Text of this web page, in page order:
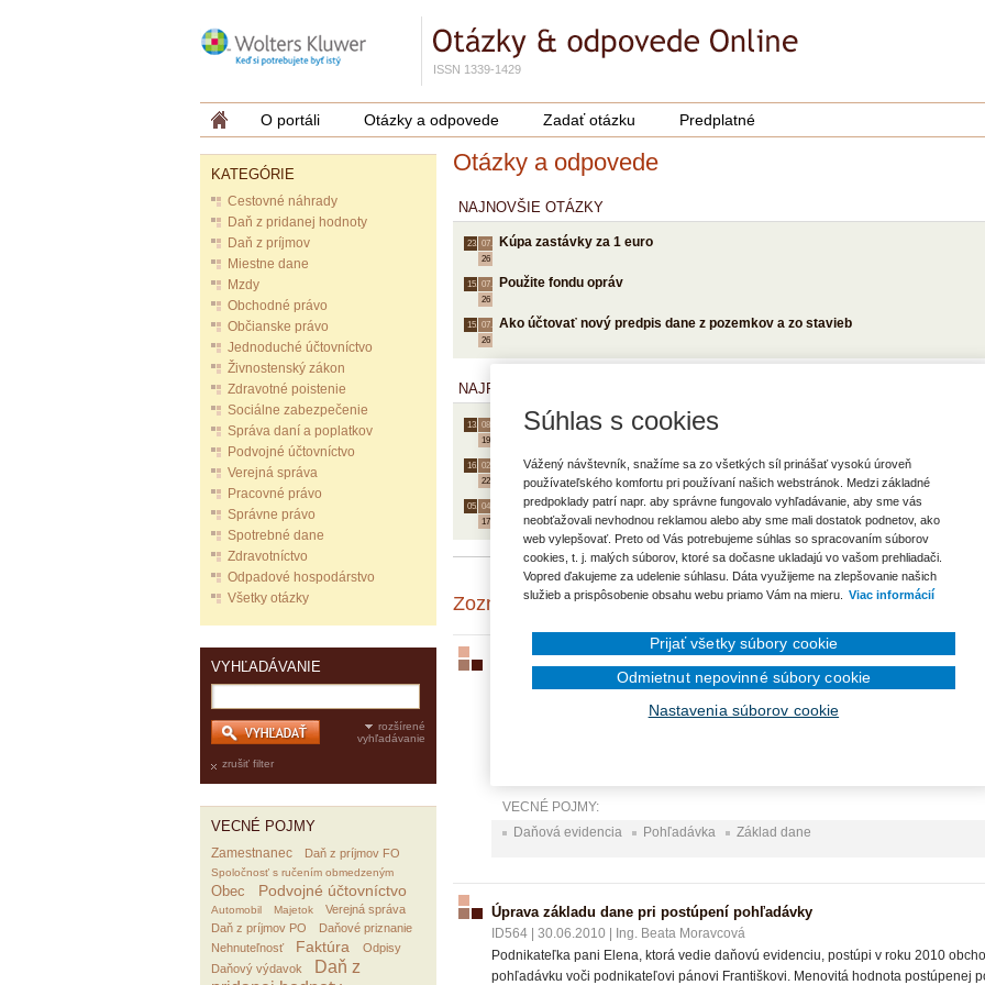
ISSN 1339-1429
O portáli Otázky a odpovede Zadať otázku Predplatné
KATEGÓRIE
Cestovné náhrady
Daň z pridanej hodnoty
Daň z príjmov
Miestne dane
Mzdy
Obchodné právo
Občianske právo
Jednoduché účtovníctvo
Živnostenský zákon
Zdravotné poistenie
Sociálne zabezpečenie
Správa daní a poplatkov
Podvojné účtovníctvo
Verejná správa
Pracovné právo
Správne právo
Spotrebné dane
Zdravotníctvo
Odpadové hospodárstvo
Všetky otázky
VYHĽADÁVANIE
rozšírené
vyhľadávanie
zrušiť filter
VECNÉ POJMY
Zamestnanec Daň z príjmov FO
Spoločnosť s ručením obmedzeným
Obec Podvojné účtovníctvo
Automobil Majetok
Verejná správa
Daň z príjmov PO
Daňové priznanie
Nehnuteľnosť
Faktúra
Odpisy
Daňový výdavok
Daň z
Otázky a odpovede
NAJNOVŠIE OTÁZKY
23. 07.
26
Kúpa zastávky za 1 euro
15. 07.
26
Použite fondu opráv
15. 07.
26
Ako účtovať nový predpis dane z pozemkov a zo stavieb
NAJPOPULÁRNEJŠIE OTÁZKY
13. 08.
19
Zastupovanie, dočasný výkon funkcie
16. 02.
22
Dovolenka počas materskej dovolenky
05. 04.
17
Fotografie ako súčasť obstarávacej ceny majetku
Zoznam otázok
Úprava základu dane pri postúpení pohľadávky u podnikateľa, ktorý
Ing. Beata Moravcová
Podnikateľ pán Ivan, ktorý vedie daňovú evidenciu, nadobudol v máji 2010
2 700 €. Obstarávaciu cenu pohľadávky v sume 2 500 € zaplatí pán Ivan
VECNÉ POJMY:
Daňová evidencia
Pohľadávka Základ dane
Úprava základu dane pri postúpení pohľadávky
ID564 30.06.2010
Ing. Beata Moravcová
Podnikateľka pani Elena, ktorá vedie daňovú evidenciu, postúpi v roku 2010
pohľadávku voči podnikateľovi pánovi Františkovi. Menovitá hodnota postúpenej
Súhlas s cookies
Vážený návštevník, snažíme sa zo všetkých síl prinášať vysokú úroveň
používateľského komfortu pri používaní našich webstránok. Medzi základné
predpoklady patrí napr. aby správne fungovalo vyhľadávanie, aby sme vás
neobťažovali nevhodnou reklamou alebo aby sme mali dostatok podnetov, ako
web vylepšovať. Preto od Vás potrebujeme súhlas so spracovaním súborov
cookies, t. j. malých súborov, ktoré sa dočasne ukladajú vo vašom prehliadači.
Vopred ďakujeme za udelenie súhlasu. Dáta využijeme na zlepšovanie našich
služieb a prispôsobenie obsahu webu priamo Vám na mieru.
Viac informácií
Nastavenia súborov cookie
Odmietnut nepovinné súbory cookie
Prijať všetky súbory cookie